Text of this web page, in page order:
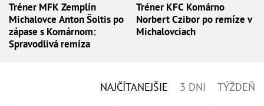
Tréner MFK Zemplín
Michalovce Anton Šoltis po
zápase s Komárnom:
Spravodlivá remíza
Tréner KFC Komárno
Norbert Czibor po remíze v
Michalovciach
NAJČÍTANEJŠIE 3 DNI TÝŽDEŇ